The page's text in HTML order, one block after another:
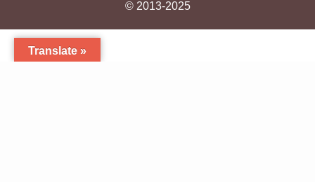
© 2013-2025
Translate »